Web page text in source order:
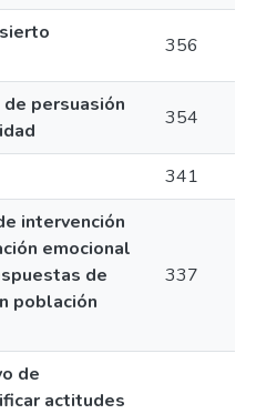
356
persuasión
354
341
intervención
emocional
de
población
337
de
actitudes